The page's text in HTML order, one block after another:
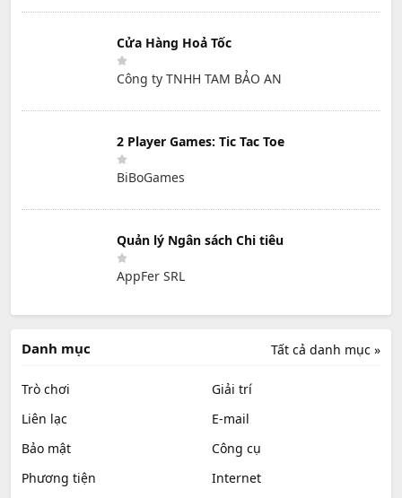
Cửa Hàng Hoả Tốc
Công ty TNHH TAM BẢO AN
2 Player Games: Tic Tac Toe
BiBoGames
Quản lý Ngân sách Chi tiêu
AppFer SRL
Tất cả danh mục »
Danh mục
Trò chơi
Giải trí
Liên lạc
E-mail
Bảo mật
Công cụ
Phương tiện
Internet